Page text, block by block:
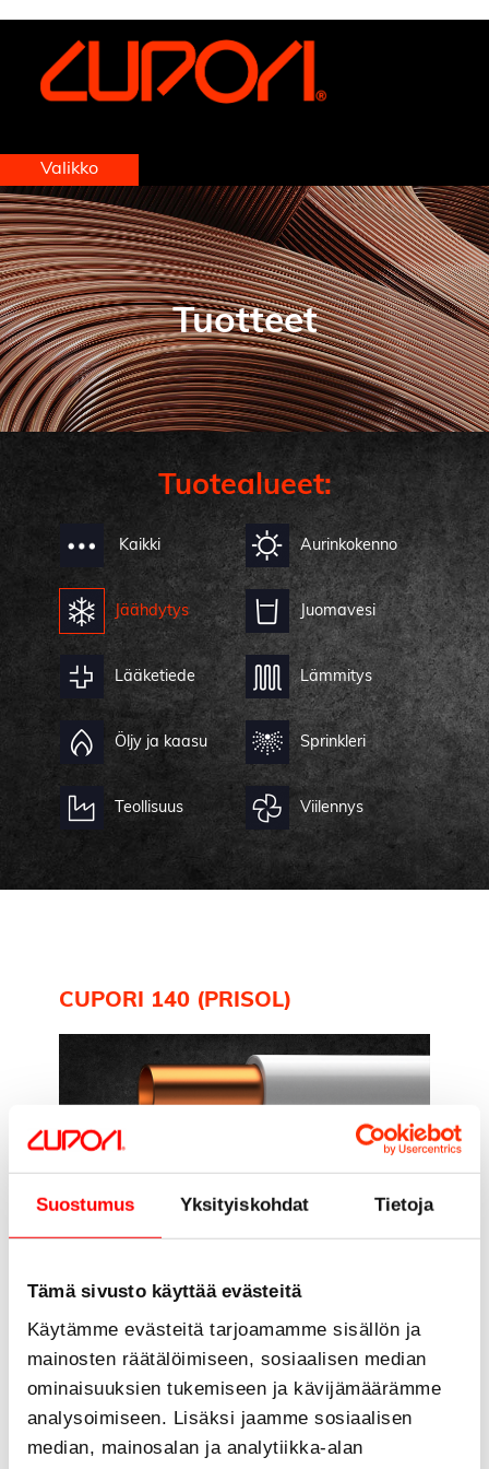
Suostumus Yksityiskohdat Tietoja
Tämä sivusto käyttää evästeitä
Käytämme evästeitä tarjoamamme sisällön ja
mainosten räätälöimiseen, sosiaalisen median
ominaisuuksien tukemiseen ja kävijämäärämme
analysoimiseen. Lisäksi jaamme sosiaalisen
median, mainosalan ja analytiikka-alan
https://www.cupori.com/fi/etusivu
Valikko
Tuotteet
Tuotealueet:
Kaikki Aurinkokenno
Jäähdytys Juomavesi
Lääketiede Lämmitys
Öljy ja kaasu Sprinkleri
Teollisuus Viilennys
CUPORI 140 (PRISOL)
muovipäällysteinen kupariputki
helpompaa, tuotteen nimi ja koko
merkitään putkeen metrin välein.
Cuporin muovipäällysteisiä putkia…
Lue lisää